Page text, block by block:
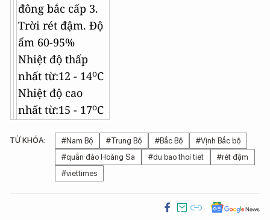
đông bắc cấp 3.
Trời rét đậm. Độ
ẩm 60-95%
Nhiệt độ thấp
nhất từ:12 - 14oC
Nhiệt độ cao
nhất từ:15 - 17oC
TỪ KHÓA: #Nam Bộ #Trung Bộ #Bắc Bộ
#Vịnh Bắc bộ
#quần đảo Hoàng Sa
#du bao thoi tiet
#rét đậm
#viettimes